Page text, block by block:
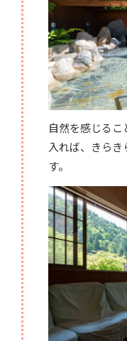
自然を感じる
入れば、きら
す。